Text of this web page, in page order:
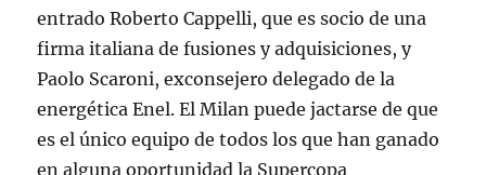
entrado Roberto Cappelli, que es socio de una
firma italiana de fusiones y adquisiciones, y
Paolo Scaroni, exconsejero delegado de la
energética Enel. El Milan puede jactarse de que
es el único equipo de todos los que han ganado
en alguna oportunidad la Supercopa